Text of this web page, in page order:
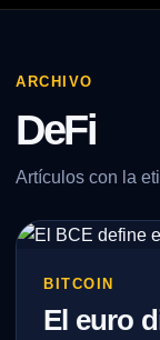
ARCHIVO
DeFi
Artículos con la
BITCOIN
El euro